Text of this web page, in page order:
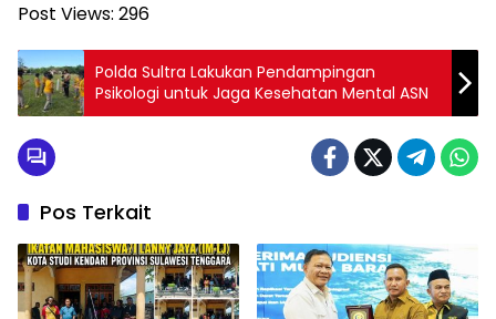
Post Views: 296
Polda Sultra Lakukan Pendampingan
Psikologi untuk Jaga Kesehatan Mental ASN
Pos Terkait